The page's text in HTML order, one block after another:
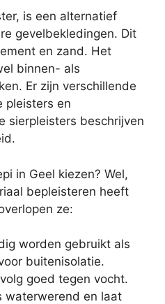
is een alternatief
gevelbekledingen. Dit
en zand. Het
binnen- als
Er zijn verschillende
pleisters en
sierpleisters beschrijven
in Geel kiezen? Wel,
bepleisteren heeft
ze:
worden gebruikt als
buitenisolatie.
goed tegen vocht.
waterwerend en laat